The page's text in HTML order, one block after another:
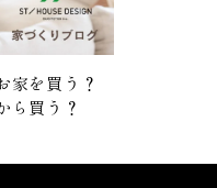
家を買う？
ら買う？